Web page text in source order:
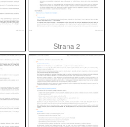
Strana 2